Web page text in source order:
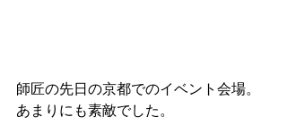
師匠の先日の京都でのイベント会場。
あまりにも素敵でした。